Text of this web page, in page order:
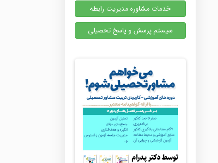
خدمات مشاوره مدیریت رابطه
سیستم پرسش و پاسخ تحصیلی